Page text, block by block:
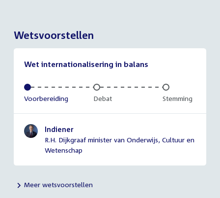
Wetsvoorstellen
Wet internationalisering in balans
Voltooid:
Voorbereiding Onvoltooid:
Debat Onvoltooid:
Stemming
Indiener
R.H. Dijkgraaf minister van Onderwijs, Cultuur en
Wetenschap
Meer wetsvoorstellen